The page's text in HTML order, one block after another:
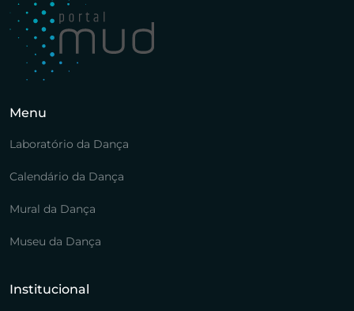
Menu
Laboratório da Dança
Calendário da Dança
Mural da Dança
Museu da Dança
Institucional